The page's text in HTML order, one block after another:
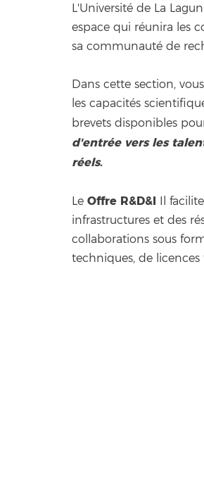
L'Université de La
espace qui réunira les
sa communauté de
Dans cette section,
les capacités
brevets disponibles
d'entrée vers les
réels.
Le Offre R&D&I Il
infrastructures et des
collaborations sous
techniques, de